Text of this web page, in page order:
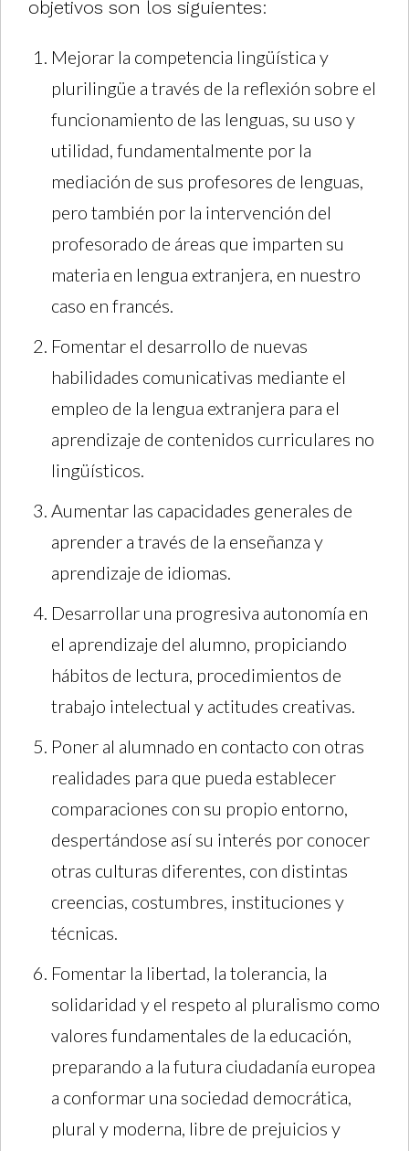
objetivos son los siguientes:
Mejorar la competencia lingüística y
plurilingüe a través de la reflexión sobre el
funcionamiento de las lenguas, su uso y
utilidad, fundamentalmente por la
mediación de sus profesores de lenguas,
pero también por la intervención del
profesorado de áreas que imparten su
materia en lengua extranjera, en nuestro
caso en francés.
Fomentar el desarrollo de nuevas
habilidades comunicativas mediante el
empleo de la lengua extranjera para el
aprendizaje de contenidos curriculares no
lingüísticos.
Aumentar las capacidades generales de
aprender a través de la enseñanza y
aprendizaje de idiomas.
Desarrollar una progresiva autonomía en
el aprendizaje del alumno, propiciando
hábitos de lectura, procedimientos de
trabajo intelectual y actitudes creativas.
Poner al alumnado en contacto con otras
realidades para que pueda establecer
comparaciones con su propio entorno,
despertándose así su interés por conocer
otras culturas diferentes, con distintas
creencias, costumbres, instituciones y
técnicas.
Fomentar la libertad, la tolerancia, la
solidaridad y el respeto al pluralismo como
valores fundamentales de la educación,
preparando a la futura ciudadanía europea
a conformar una sociedad democrática,
plural y moderna, libre de prejuicios y